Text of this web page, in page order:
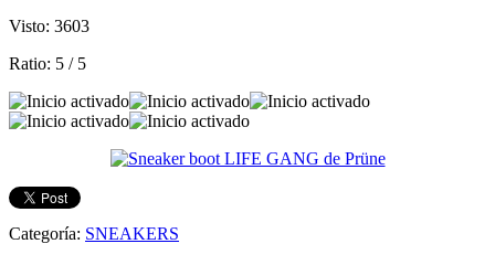
Visto: 3603
Ratio: 5 / 5
Categoría: SNEAKERS